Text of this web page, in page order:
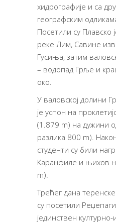
хидрографије и са
географским
Посетили су Плавско
реке Лим, Савине
Гусиња, затим
– водопад Грље и
око.
У валовској долини
је успон на
(1.879 m) на дужини
разлика 800 m).
студенти су били
Каранфиле и њихов
m).
Трећег дана
су посетили
јединствен